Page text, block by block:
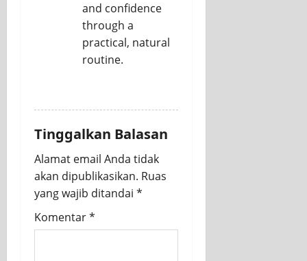
and confidence
through a
practical, natural
routine.
Tinggalkan Balasan
Alamat email Anda tidak
akan dipublikasikan. Ruas
yang wajib ditandai *
Komentar*